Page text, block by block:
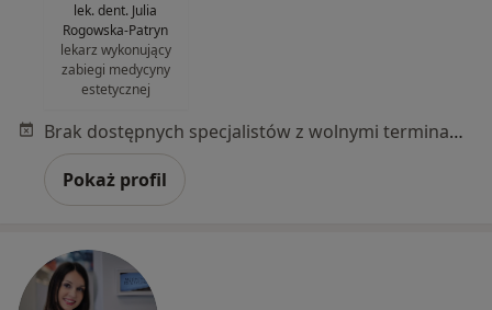
lek. dent. Julia
Rogowska-Patryn
lekarz wykonujący
zabiegi medycyny
estetycznej
Brak dostępnych specjalistów z wolnymi terminami w tym centrum medycznym.
Pokaż profil